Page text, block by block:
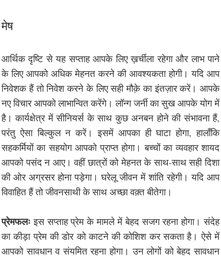
मेष
आर्थिक दृष्टि से यह सप्ताह आपके लिए ख़र्चीला रहेगा और लाभ पाने
के लिए आपको अधिक मेहनत करने की आवश्यकता होगी। यदि आप
निवेशक हैं तो निवेश करने के लिए सही मौक़े का इंतज़ार करें। आपके
नए विचार आपको लाभान्वित करेंगे। लॉन्ग जर्नी का सुख आपके योग में
है। कार्यक्षेत्र में सीनियर्स के साथ कुछ अनबन होने की संभावना हैं,
परंतु ऐसा बिल्कुल न करें। इसमें आपका ही घाटा होगा, हालाँकि
सहकर्मियों का सहयोग आपको प्राप्त होगा। बच्चों का व्यवहार शायद
आपको पसंद न आए। वहीं छात्रों को मेहनत के साथ-साथ सही दिशा
की ओर अग्रसर होना पड़ेगा। घरेलू जीवन में शांति रहेगी। यदि आप
विवाहित हैं तो जीवनसाथी के साथ अच्छा वक़्त बीतेगा।
प्रेमफलः इस सप्ताह प्रेम के मामले में बेहद सजग रहना होगा। संदेह
का कीड़ा प्रेम की डोर को काटने की कोशिश कर सकता है। ऐसे में
आपको सावधान व संयमित रहना होगा। उन लोगों को बेहद सावधान